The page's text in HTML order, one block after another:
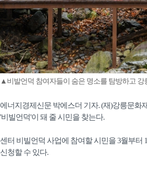
▲비발언덕 참여자들이 숨은 명소를 탐방하고
에너지경제신문 박에스더 기자. (재)강릉문화
'비빌언덕'이 돼 줄 시민을 찾는다.
센터 비빌언덕 사업에 참여할 시민을 3월부터
신청할 수 있다.